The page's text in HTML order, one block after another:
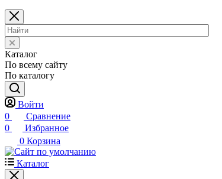
Каталог
По всему сайту
По каталогу
Войти
0
Сравнение
0
Избранное
0 Корзина
Каталог